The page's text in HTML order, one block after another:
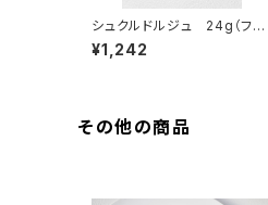
シュクルドルジュ 24g（フラ
ンス・モレ）
¥1,242
その他の商品